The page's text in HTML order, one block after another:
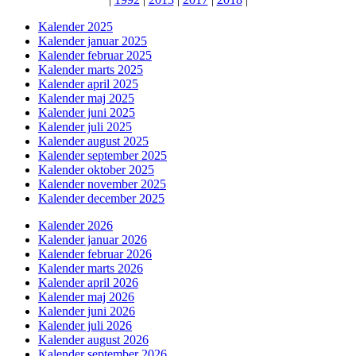
Kalender 2025
Kalender januar 2025
Kalender februar 2025
Kalender marts 2025
Kalender april 2025
Kalender maj 2025
Kalender juni 2025
Kalender juli 2025
Kalender august 2025
Kalender september 2025
Kalender oktober 2025
Kalender november 2025
Kalender december 2025
Kalender 2026
Kalender januar 2026
Kalender februar 2026
Kalender marts 2026
Kalender april 2026
Kalender maj 2026
Kalender juni 2026
Kalender juli 2026
Kalender august 2026